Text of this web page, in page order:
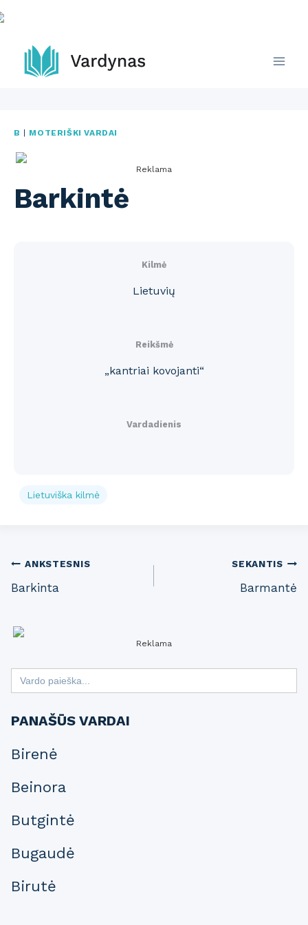
Skip
to
content
B | MOTERIŠKI VARDAI
Reklama
Barkintė
Kilmė
Lietuvių
Reikšmė
„kantriai kovojanti“
Vardadienis
Lietuviška kilmė
Post
navigation
ANKSTESNIS
Barkinta
SEKANTIS
Barmantė
Reklama
Search
for:
PANAŠŪS VARDAI
Birenė
Beinora
Butgintė
Bugaudė
Birutė